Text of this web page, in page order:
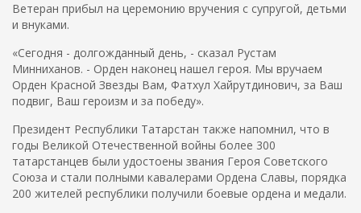
Ветеран прибыл на церемонию вручения с супругой, детьми
и внуками.
«Сегодня - долгожданный день, - сказал Рустам
Минниханов. - Орден наконец нашел героя. Мы вручаем
Орден Красной Звезды Вам, Фатхул Хайрутдинович, за Ваш
подвиг, Ваш героизм и за победу».
Президент Республики Татарстан также напомнил, что в
годы Великой Отечественной войны более 300
татарстанцев были удостоены звания Героя Советского
Союза и стали полными кавалерами Ордена Славы, порядка
200 жителей республики получили боевые ордена и медали.